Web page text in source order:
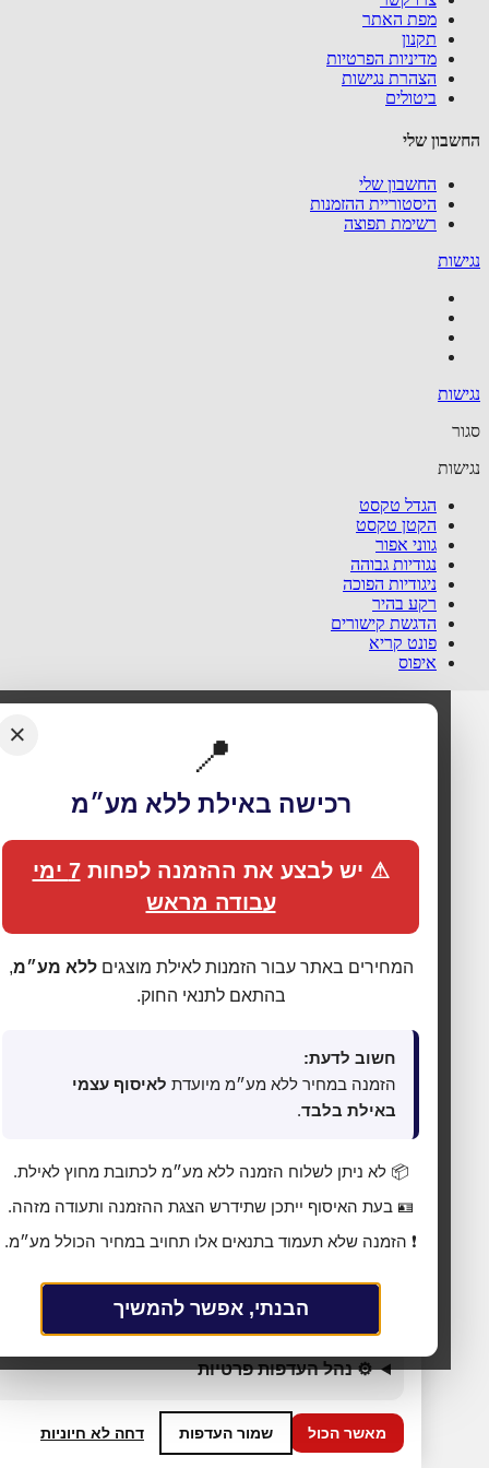
שלך
האתר עושה שימוש בעוגיות (Cookies) לתפעול תקין, אנליטיקה,
מסכים לכל הקטגוריות כמפורט במדיניות הפרטיות
לשנות העדפות בכל עת דרך„העדפות פרטיות”בתחתית האתר.
⚙ נהל העדפות פרטיות
מאשר הכול שמור העדפות דחה לא חיוניות
מפת האתר
תקנון
מדיניות הפרטיות
הצהרת נגישות
ביטולים
שלי
החשבון שלי
היסטוריית ההזמנות
רשימת תפוצה
הגדל טקסט
הקטן טקסט
גווני אפור
נגודיות גבוהה
ניגודיות הפוכה
רקע בהיר
הדגשת קישורים
פונט קריא
איפוס
📍
רכישה באילת ללא מע״מ
⚠ יש לבצע את ההזמנה לפחות 7 ימי
עבודה מראש
המחירים באתר עבור הזמנות לאילת מוצגיםללא מע״מ,
בהתאם לתנאי החוק.
חשוב לדעת:
הזמנה במחיר ללא מע״מ מיועדתלאיסוף עצמי
באילת בלבד.
📦 לא ניתן לשלוח הזמנה ללא מע״מ לכתובת מחוץ לאילת.
❗ הזמנה שלא תעמוד בתנאים אלו תחויב במחיר הכולל מע״מ.
הבנתי, אפשר להמשיך